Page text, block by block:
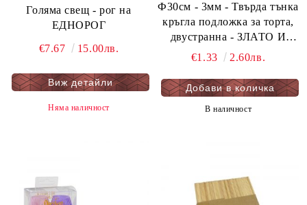
Голяма свещ - рог на
ЕДНОРОГ
€7.67 15.00лв.
Виж детайли
Няма наличност
Ф30см - 3мм - Твърда тънка
кръгла подложка за торта,
двустранна - ЗЛАТО И
ЧЕРНО - мукава - 1 бр.
€1.33 2.60лв.
В наличност